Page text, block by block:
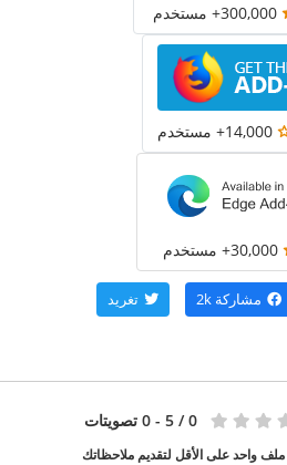
300,000+ مستخدم
14,000+ مستخدم
30,000+ مستخدم
مشاركة 2k تغريد
0 / 5 - 0 تصويتات
واحد على الأقل لتقديم ملاحظاتك